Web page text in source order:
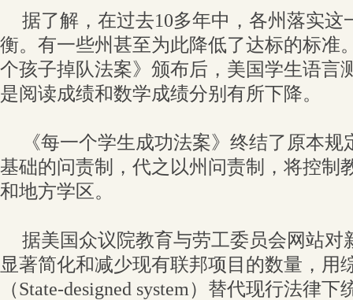
据了解，在过去10多年中，各州落实这
衡。有一些州甚至为此降低了达标的标准
个孩子掉队法案》颁布后，美国学生语言
是阅读成绩和数学成绩分别有所下降。
《每一个学生成功法案》终结了原本
基础的问责制，代之以州问责制，将控制
和地方学区。
据美国众议院教育与劳工委员会网站对
显著简化和减少现有联邦项目的数量，用
（State-designed system）替代现行法律